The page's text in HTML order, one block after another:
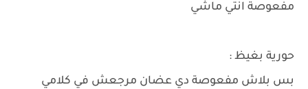
مفعوصة انتي ماشي
حورية بغيظ :
بس بلاش مفعوصة دي عضان مرجعش في كلامي